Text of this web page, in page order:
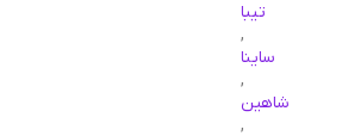
تیبا
,
ساینا
,
شاهین
,